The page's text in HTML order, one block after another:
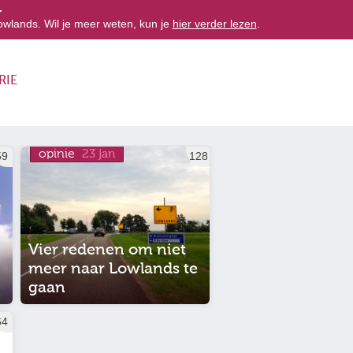
Wil je meer weten, kun je hier verder lezen
opinie 23 jan
Vier redenen om niet
meer naar Lowlands te
gaan
128